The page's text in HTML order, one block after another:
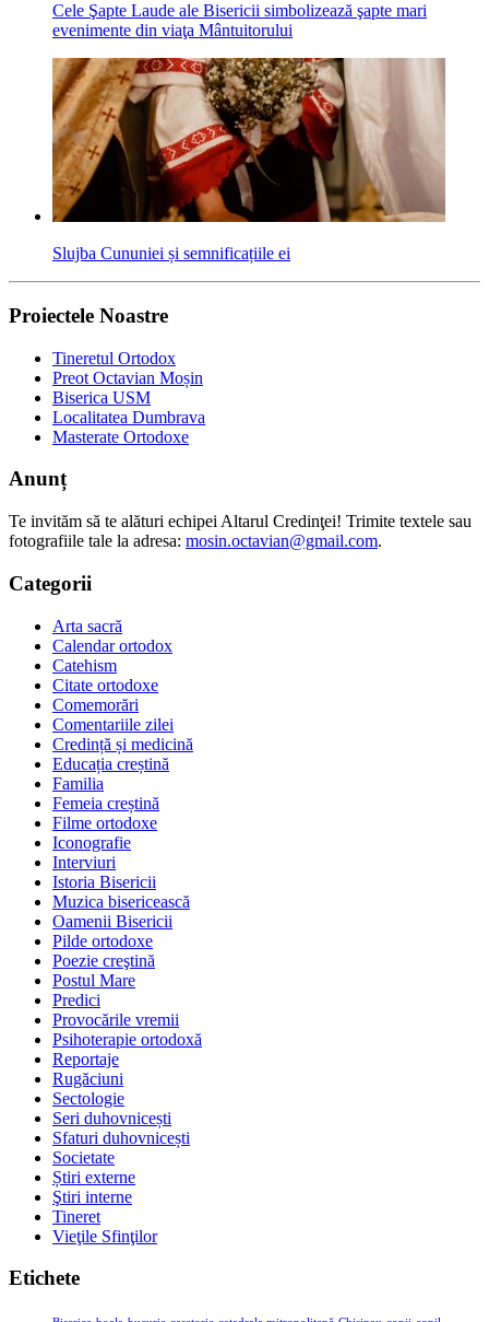
Cele Şapte Laude ale Bisericii simbolizează şapte mari
evenimente din viaţa Mântuitorului
Slujba Cununiei și semnificațiile ei
Proiectele Noastre
Tineretul Ortodox
Preot Octavian Moșin
Biserica USM
Localitatea Dumbrava
Masterate Ortodoxe
Anunț
Te invităm să te alături echipei Altarul Credinţei! Trimite textele sau
fotografiile tale la adresa: mosin.octavian@gmail.com.
Categorii
Arta sacră
Calendar ortodox
Catehism
Citate ortodoxe
Comemorări
Comentariile zilei
Credință și medicină
Educația creștină
Familia
Femeia creștină
Filme ortodoxe
Iconografie
Interviuri
Istoria Bisericii
Muzica bisericească
Oamenii Bisericii
Pilde ortodoxe
Poezie creştină
Postul Mare
Predici
Provocările vremii
Psihoterapie ortodoxă
Reportaje
Rugăciuni
Sectologie
Seri duhovnicești
Sfaturi duhovnicești
Societate
Știri externe
Ştiri interne
Tineret
Vieţile Sfinţilor
Etichete